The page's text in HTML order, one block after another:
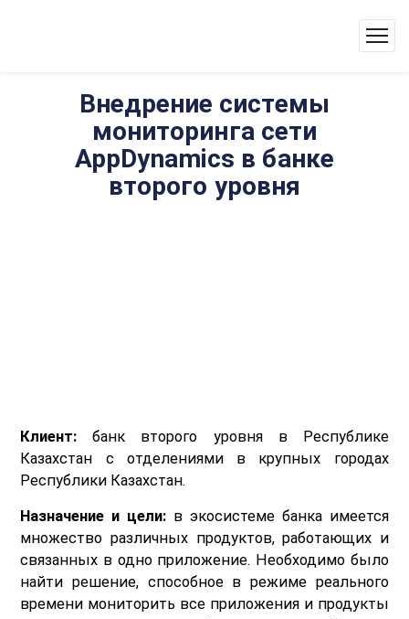
Внедрение системы
мониторинга сети
AppDynamics в банке
второго уровня
Клиент: банк второго уровня в Республике
Казахстан с отделениями в крупных городах
Республики Казахстан.
Назначение и цели: в экосистеме банка имеется
множество различных продуктов, работающих и
связанных в одно приложение. Необходимо было
найти решение, способное в режиме реального
времени мониторить все приложения и продукты